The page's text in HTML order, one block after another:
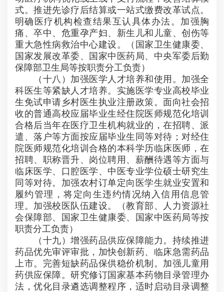
式。推进先诊疗后结算或一站式缴费改革试点。
明确医疗机构检查结果互认具体办法。加强胸
痛、卒中、危重孕产妇、新生儿和儿童、创伤等
重大急性病救治中心建设。（国家卫生健康委、
国家发展改革委、国家中医药局、中央军委后勤
保障部卫生局等按职责分工负责）
（十八）加强医学人才培养和使用。加强全
科医生等紧缺人才培养。实施医学专业高校毕业
生免试申请乡村医生执业注册政策。面向社会招
收的普通高校应届毕业生经住院医师规范化培训
合格后当年在医疗卫生机构就业的，在招聘、派
遣、落户等方面按应届毕业生同等对待；对经住
院医师规范化培训合格的本科学历临床医师，在
招聘、职称晋升、岗位聘用、薪酬待遇等方面与
临床医学、口腔医学、中医专业学位硕士研究生
同等对待。加强农村订单定向医学生就业安置和
履约管理，将定向生违约情况纳入信用信息管
理。加强校医队伍建设。（教育部、人力资源社
会保障部、国家卫生健康委、国家中医药局等按
职责分工负责）
（十九）增强药品供应保障能力。持续推进
药品优先审评审批，加快创新药、临床急需药品
上市。完善短缺药品保供稳价机制。加强儿童用
药供应保障。研究修订国家基本药物目录管理办
法，优化目录遴选调整程序，适时启动目录调整